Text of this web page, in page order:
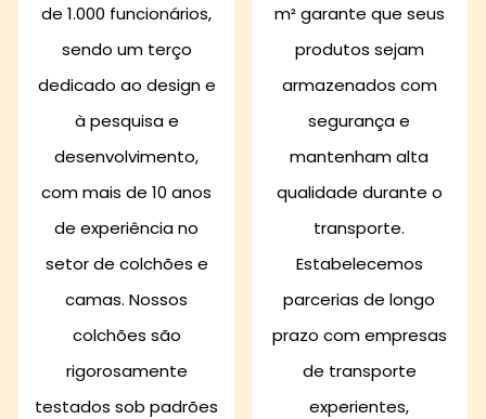
de 1.000 funcionários,
sendo um terço
dedicado ao design e
à pesquisa e
desenvolvimento,
com mais de 10 anos
de experiência no
setor de colchões e
camas. Nossos
colchões são
rigorosamente
testados sob padrões
m² garante que seus
produtos sejam
armazenados com
segurança e
mantenham alta
qualidade durante o
transporte.
Estabelecemos
parcerias de longo
prazo com empresas
de transporte
experientes,